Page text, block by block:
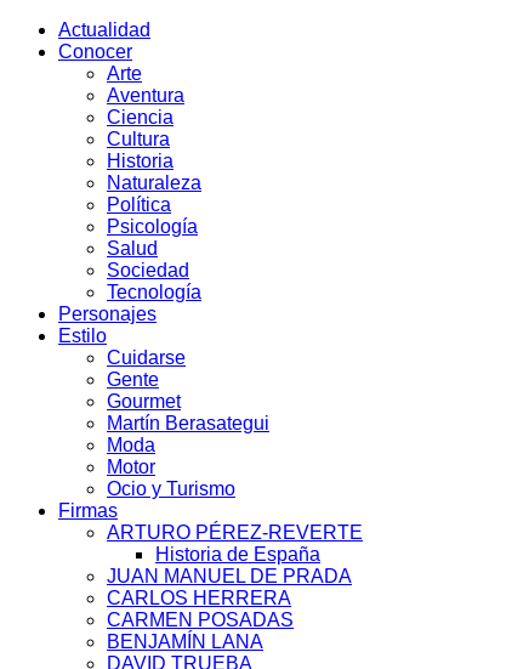
Actualidad
Conocer
Arte
Aventura
Ciencia
Cultura
Historia
Naturaleza
Política
Psicología
Salud
Sociedad
Tecnología
Personajes
Estilo
Cuidarse
Gente
Gourmet
Martín Berasategui
Moda
Motor
Ocio y Turismo
Firmas
ARTURO PÉREZ-REVERTE
Historia de España
JUAN MANUEL DE PRADA
CARLOS HERRERA
CARMEN POSADAS
BENJAMÍN LANA
DAVID TRUEBA